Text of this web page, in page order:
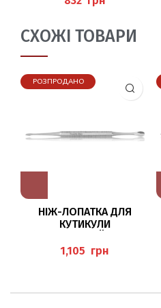
СХОЖІ ТОВАРИ
РОЗПРОДАНО
НІЖ-ЛОПАТКА ДЛЯ
КУТИКУЛИ
MESSER), BAEHR
грн